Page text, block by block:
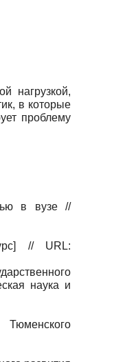
нагрузкой,
в которые
проблему
в вузе //
// URL:
наука и
Тюменского